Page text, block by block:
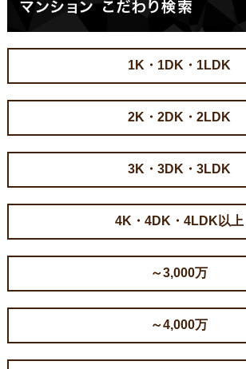
1K・1DK・1LDK
2K・2DK・2LDK
3K・3DK・3LDK
4K・4DK・4LDK以上
～3,000万
～4,000万